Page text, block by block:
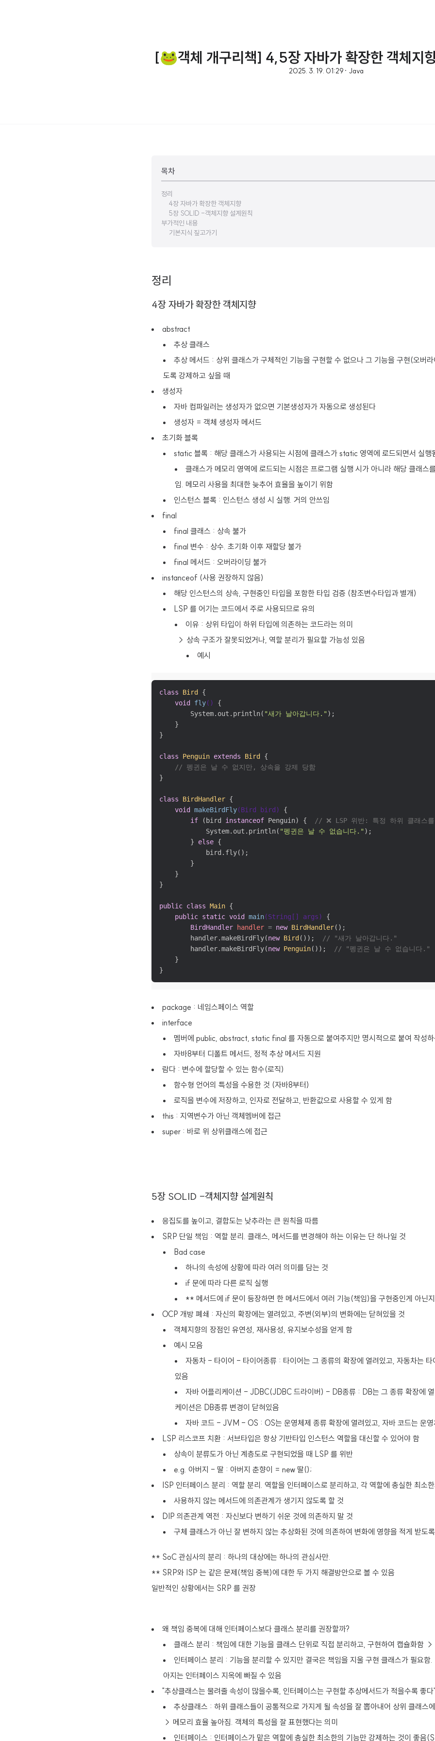
[🐸객체 개구리책] 4,5장 자바가 확장한 객체지
2025. 3. 19. 01:29 · Java
목차
정리
4장 자바가 확장한 객체지향
5장 SOLID -객체지향 설계원칙
부가적인 내용
기본지식 짚고가기
정리
4장 자바가 확장한 객체지향
abstract
추상 클래스
추상 메서드 : 상위 클래스가 구체적인 기능을 구현할 수 없으나 그 기능을 구현(오버
도록 강제하고 싶을 때
생성자
자바 컴파일러는 생성자가 없으면 기본생성자가 자동으로 생성된다
생성자 = 객체 생성자 메서드
초기화 블록
static 블록 : 해당 클래스가 사용되는 시점에 클래스가 static 영역에 로드되면서 실행
클래스가 메모리 영역에 로드되는 시점은 프로그램 실행 시가 아니라 해당 클래스
임. 메모리 사용을 최대한 늦추어 효율을 높이기 위함
인스턴스 블록 : 인스턴스 생성 시 실행. 거의 안쓰임
final
final 클래스 : 상속 불가
final 변수 : 상수. 초기화 이후 재할당 불가
final 메서드 : 오버라이딩 불가
instanceof (사용 권장하지 않음)
해당 인스턴스의 상속, 구현중인 타입을 포함한 타입 검증 (참조변수타입과 별개)
LSP 를 어기는 코드에서 주로 사용되므로 유의
이유 : 상위 타입이 하위 타입에 의존하는 코드라는 의미
→ 상속 구조가 잘못되었거나, 역할 분리가 필요할 가능성 있음
예시
class Bird
{
void
fly()
{
        System.out.println(
"새가 날아갑니다." );
    }
}
class Penguin extends Bird
{
// 펭귄은 날 수 없지만, 상속을 강제 당함
}
class BirdHandler {
void
makeBirdFly(Bird bird)
{
if (bird instanceof Penguin) {
// ❌ LSP 위반: 특정 하위 클래스
            System.out.println(
"펭귄은 날 수 없습니다." );
        }
else {
            bird.fly();
        }
    }
}
public class Main {
public static void main(String[] args)
{
BirdHandler
handler = new BirdHandler();
        handler.makeBirdFly(
new Bird ());
// "새가 날아갑니다."
        handler.makeBirdFly(
new Penguin());
// "펭귄은 날 수 없습니다."
    }
}
package : 네임스페이스 역할
interface
멤버에 public, abstract, static final 를 자동으로 붙여주지만 명시적으로 붙여 작성
자바8부터 디폴트 메서드, 정적 추상 메서드 지원
람다 : 변수에 할당할 수 있는 함수(로직)
함수형 언어의 특성을 수용한 것 (자바8부터)
로직을 변수에 저장하고, 인자로 전달하고, 반환값으로 사용할 수 있게 함
this : 지역변수가 아닌 객체멤버에 접근
super : 바로 위 상위클래스에 접근
5장 SOLID -객체지향 설계원칙
응집도를 높이고, 결합도는 낮추라는 큰 원칙을 따름
SRP 단일 책임 : 역할 분리. 클래스, 메서드를 변경해야 하는 이유는 단 하나일 것
Bad case
하나의 속성에 상황에 따라 여러 의미를 담는 것
if 문에 따라 다른 로직 실행
** 메서드에 if 문이 등장하면 한 메서드에서 여러 기능(책임)을 구현중인게 아닌
OCP 개방 폐쇄 : 자신의 확장에는 열려있고, 주변(외부)의 변화에는 닫혀있을 것
객체지향의 장점인 유연성, 재사용성, 유지보수성을 얻게 함
예시 모음
자동차 - 타이어 - 타이어종류 : 타이어는 그 종류의 확장에 열려있고, 자동차는 타
있음
자바 어플리케이션 - JDBC(JDBC 드라이버) - DB종류 : DB는 그 종류 확장에
케이션은 DB종류 변경이 닫혀있음
자바 코드 - JVM - OS : OS는 운영체제 종류 확장에 열려있고, 자바 코드는 운영
LSP 리스코프 치환 : 서브타입은 항상 기반타입 인스턴스 역할을 대신할 수 있어야 함
상속이 분류도가 아닌 계층도로 구현되었을 때 LSP 를 위반
e.g. 아버지 - 딸 : 아버지 춘향이 = new 딸();
ISP 인터페이스 분리 : 역할 분리. 역할을 인터페이스로 분리하고, 각 역할에 충실한 최소
사용하지 않는 메서드에 의존관계가 생기지 않도록 할 것
DIP 의존관계 역전 : 자신보다 변하기 쉬운 것에 의존하지 말 것
구체 클래스가 아닌 잘 변하지 않는 추상화된 것에 의존하여 변화에 영향을 적게 받도
** SoC 관심사의 분리 : 하나의 대상에는 하나의 관심사만.
** SRP와 ISP 는 같은 문제(책임 중복)에 대한 두 가지 해결방안으로 볼 수 있음
일반적인 상황에서는 SRP 를 권장
왜 책임 중복에 대해 인터페이스보다 클래스 분리를 권장할까?
클래스 분리 : 책임에 대한 기능을 클래스 단위로 직접 분리하고, 구현하여 캡슐화함
인터페이스 분리 : 기능을 분리할 수 있지만 결국은 책임을 지울 구현 클래스가 필요함
아지는 인터페이스 지옥에 빠질 수 있음
"추상클래스는 물려줄 속성이 많을수록, 인터페이스는 구현할 추상메서드가 적을수록 좋
추상클래스 : 하위 클래스들이 공통적으로 가지게 될 속성을 잘 뽑아내어 상위 클래스
→ 메모리 효율 높아짐. 객체의 특성을 잘 표현했다는 의미
인터페이스 : 인터페이스가 맡은 역할에 충실한 최소한의 기능만 강제하는 것이 좋음